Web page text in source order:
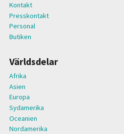
Kontakt
Presskontakt
Personal
Butiken
Världsdelar
Afrika
Asien
Europa
Sydamerika
Oceanien
Nordamerika